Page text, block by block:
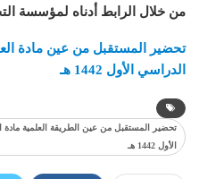
من خلال الرابط أدناه لمؤسسة
تحضير المستقبل من عين مادة
الدراسي الأول 1442 هـ
تحضير المستقبل من عين الطريقة العلمية مادة
الأول 1442 هـ